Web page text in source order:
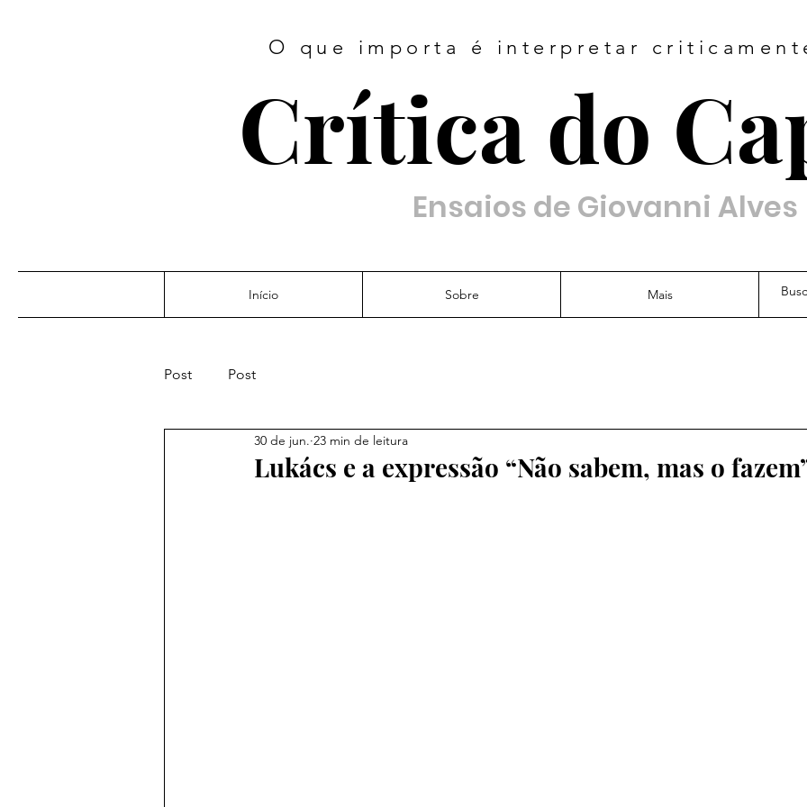
O que importa é interpretar
Crítica do
Ensaios de Giovanni Alves
Início Sobre Mais
Post Post
Lukács e a expressão “Não sabem, mas o
30 de jun. 23 min de leitura